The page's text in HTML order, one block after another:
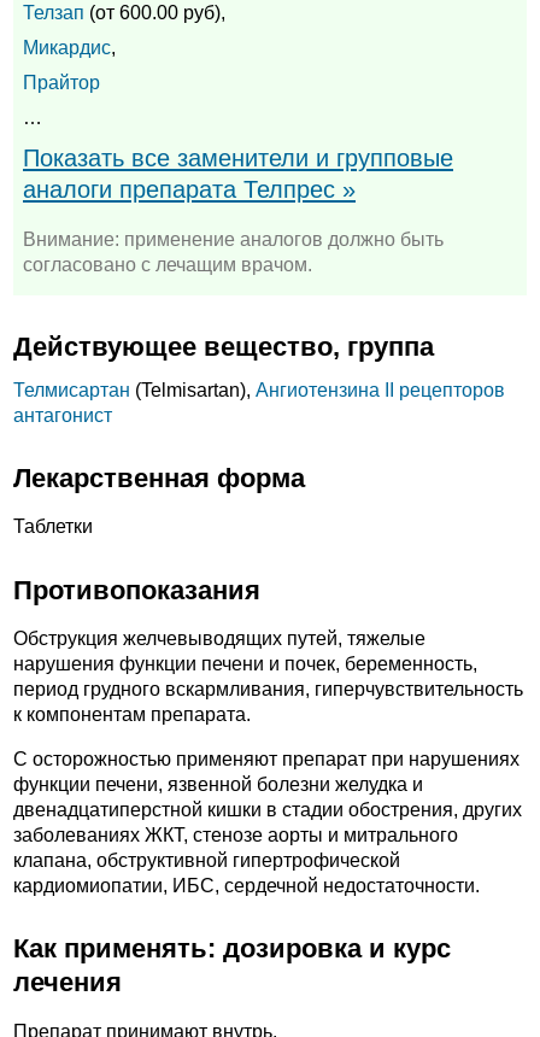
Телзап (от 600.00 руб),
Микардис,
Прайтор
…
Показать все заменители и групповые
аналоги препарата Телпрес »
Внимание: применение аналогов должно быть
согласовано с лечащим врачом.
Действующее вещество, группа
Телмисартан (Telmisartan), Ангиотензина II рецепторов
антагонист
Лекарственная форма
Таблетки
Противопоказания
Обструкция желчевыводящих путей, тяжелые
нарушения функции печени и почек, беременность,
период грудного вскармливания, гиперчувствительность
к компонентам препарата.
C осторожностью применяют препарат при нарушениях
функции печени, язвенной болезни желудка и
двенадцатиперстной кишки в стадии обострения, других
заболеваниях ЖКТ, стенозе аорты и митрального
клапана, обструктивной гипертрофической
кардиомиопатии, ИБС, сердечной недостаточности.
Как применять: дозировка и курс
лечения
Препарат принимают внутрь.